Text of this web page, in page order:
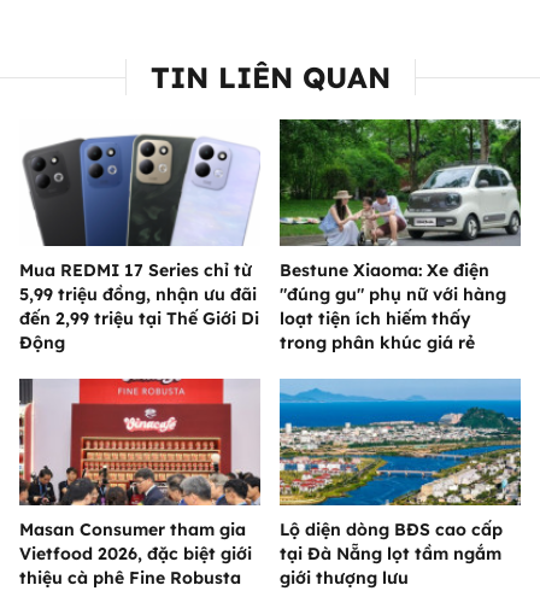
TIN LIÊN QUAN
Mua REDMI 17 Series chỉ từ
5,99 triệu đồng, nhận ưu đãi
đến 2,99 triệu tại Thế Giới Di
Động
Bestune Xiaoma: Xe điện
"đúng gu" phụ nữ với hàng
loạt tiện ích hiếm thấy
trong phân khúc giá rẻ
Masan Consumer tham gia
Vietfood 2026, đặc biệt giới
thiệu cà phê Fine Robusta
Lộ diện dòng BĐS cao cấp
tại Đà Nẵng lọt tầm ngắm
giới thượng lưu